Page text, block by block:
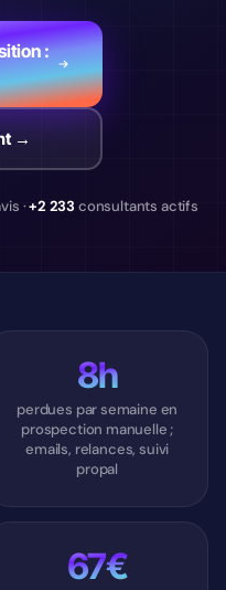
:
→
·+2 233 consultants actifs
8h
perdues par semaine en
prospection manuelle ;
emails, relances, suivi
propal
67€